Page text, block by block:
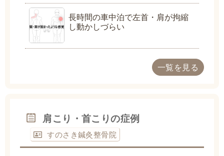
長時間の車中泊で左首・肩が拘縮
し動かしづらい
一覧を見る
肩こり・首こりの症例
すのさき鍼灸整骨院